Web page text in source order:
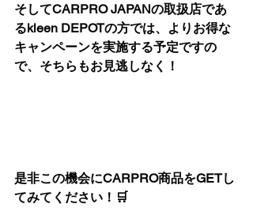
そしてCARPRO JAPANの取扱店であ
るkleen DEPOTの方では、よりお得な
キャンペーンを実施する予定ですの
で、そちらもお見逃しなく！
是非この機会にCARPRO商品をGETし
てみてください！🛒